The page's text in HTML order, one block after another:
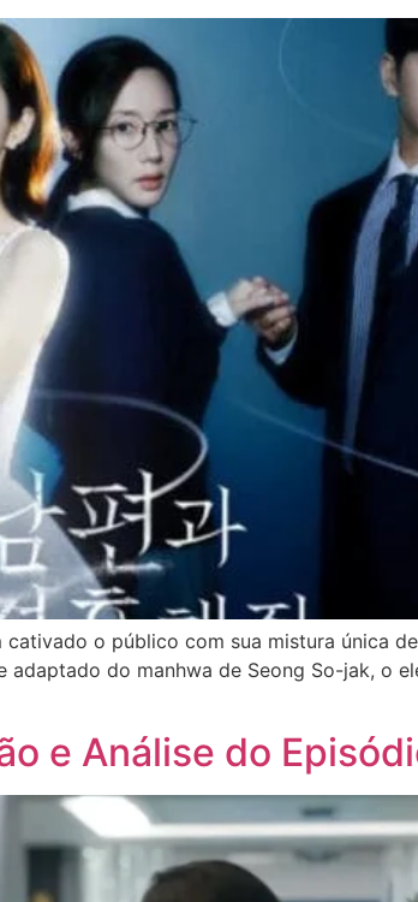
cativado o público com sua mistura única
do manhwa de Seong So-jak, o
e Análise do